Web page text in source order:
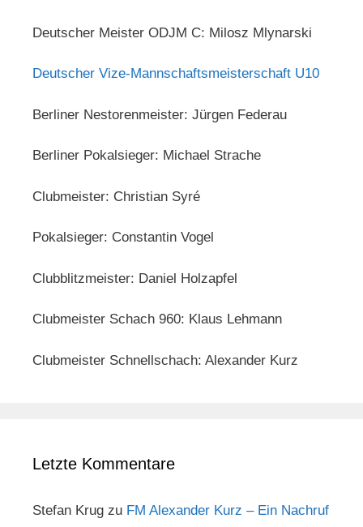
Deutscher Meister ODJM C: Milosz Mlynarski
Deutscher Vize-Mannschaftsmeisterschaft U10
Berliner Nestorenmeister: Jürgen Federau
Berliner Pokalsieger: Michael Strache
Clubmeister: Christian Syré
Pokalsieger: Constantin Vogel
Clubblitzmeister: Daniel Holzapfel
Clubmeister Schach 960: Klaus Lehmann
Clubmeister Schnellschach: Alexander Kurz
Letzte Kommentare
Stefan Krug zu FM Alexander Kurz – Ein Nachruf